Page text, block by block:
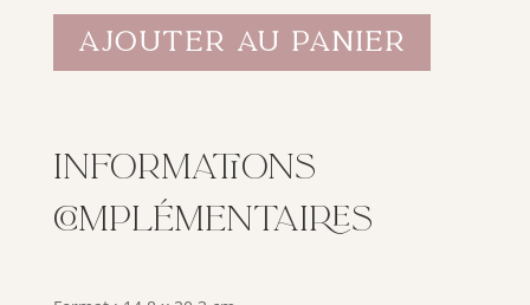
Ajouter au panier
Informations
complémentaires